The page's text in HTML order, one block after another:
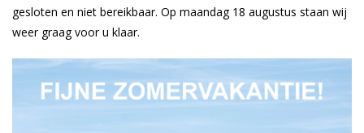
gesloten en niet bereikbaar. Op maandag 18 augustus staan wij
weer graag voor u klaar.